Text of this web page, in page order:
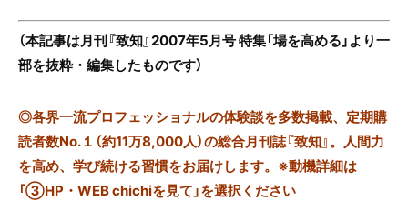
（本記事は月刊『致知』2007年5月号 特集「場を高める」より一
部を抜粋・編集したものです）
◎各界一流プロフェッショナルの体験談を多数掲載、定期購
読者数No.１（約11万8,000人）の総合月刊誌『致知』。人間力
を高め、学び続ける習慣をお届けします。※動機詳細は
「③HP・WEB chichiを見て」を選択ください